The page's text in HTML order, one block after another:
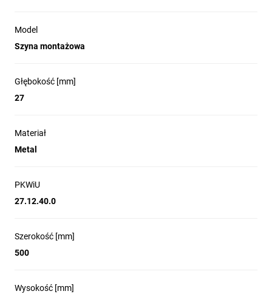
Model
Szyna montażowa
Głębokość [mm]
27
Materiał
Metal
PKWiU
27.12.40.0
Szerokość [mm]
500
Wysokość [mm]